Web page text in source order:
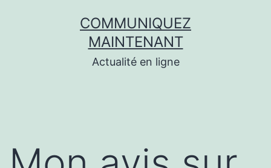
COMMUNIQUEZ
MAINTENANT
Actualité en ligne